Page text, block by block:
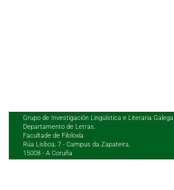
Grupo de Investigación Lingüística e Literaria Galega
Departamento de Letras.
Facultade de Filoloxía
Rúa Lisboa, 7 - Campus da Zapateira,
15008 - A Coruña